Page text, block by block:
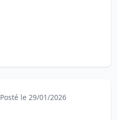
Posté le 29/01/2026